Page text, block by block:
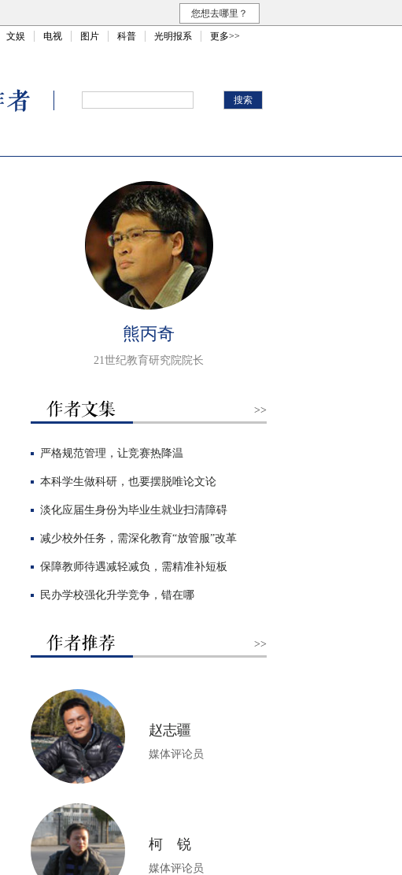
您想去哪里？
文娱 电视 图片 科普 光明报系 更多>>
熊丙奇
21世纪教育研究院院长
>>
严格规范管理，让竞赛热降温
本科学生做科研，也要摆脱唯论文论
淡化应届生身份为毕业生就业扫清障碍
减少校外任务，需深化教育“放管服”改革
保障教师待遇减轻减负，需精准补短板
民办学校强化升学竞争，错在哪
>>
赵志疆
媒体评论员
柯 锐
媒体评论员